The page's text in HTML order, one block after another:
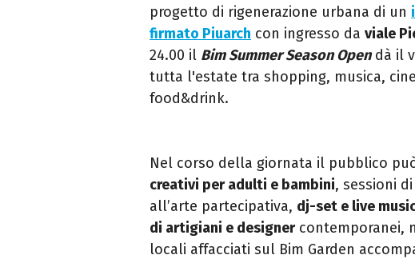
progetto di rigenerazione urbana di un
firmato Piuarch con ingresso da viale
24.00 il Bim Summer Season Opendà il
tutta l'estate tra shopping, musica,
food&drink.
Nel corso della giornata il pubblico
creativi per adulti e bambini, sessioni di
all’arte partecipativa, dj-set e live
di artigiani e designercontemporanei,
locali affacciati sul Bim Garden